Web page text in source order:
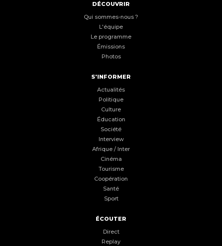
DÉCOUVRIR
Qui sommes-nous ?
L'équipe
Le programme
Émissions
Photos
S'INFORMER
Actualités
Politique
Culture
Éducation
Société
Interview
Afrique / Inter
Cinéma
Tourisme
Coopération
Santé
Sport
ÉCOUTER
Direct
Replay